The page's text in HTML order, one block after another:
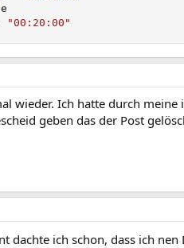
"00:20:00"
wieder. Ich hatte durch
geben das der Post
dachte ich schon, dass ich